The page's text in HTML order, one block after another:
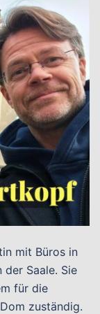
mit Büros in
der Saale. Sie
für die
zuständig.